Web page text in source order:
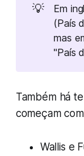
💡
Em
(País
mas
"País
Também há
começam
Wallis e